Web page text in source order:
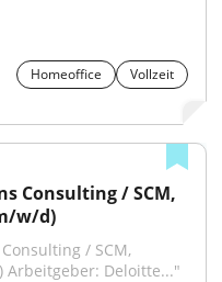
Homeoffice
Vollzeit
Consulting / SCM,
w/d)
/ SCM,
Arbeitgeber: Deloitte..."